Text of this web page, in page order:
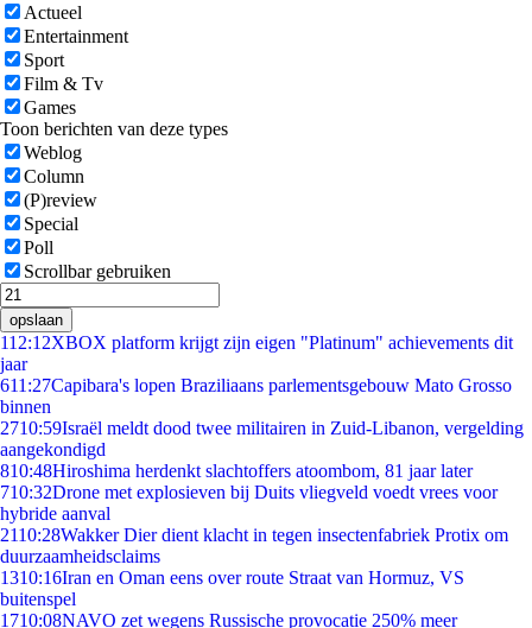
Actueel
Entertainment
Sport
Film & Tv
Games
Toon berichten van deze types
Weblog
Column
(P)review
Special
Poll
Scrollbar gebruiken
opslaan
112:12XBOX platform krijgt zijn eigen "Platinum" achievements dit
jaar
611:27Capibara's lopen Braziliaans parlementsgebouw Mato Grosso
binnen
2710:59Israël meldt dood twee militairen in Zuid-Libanon, vergelding
aangekondigd
810:48Hiroshima herdenkt slachtoffers atoombom, 81 jaar later
710:32Drone met explosieven bij Duits vliegveld voedt vrees voor
hybride aanval
2110:28Wakker Dier dient klacht in tegen insectenfabriek Protix om
duurzaamheidsclaims
1310:16Iran en Oman eens over route Straat van Hormuz, VS
buitenspel
1710:08NAVO zet wegens Russische provocatie 250% meer